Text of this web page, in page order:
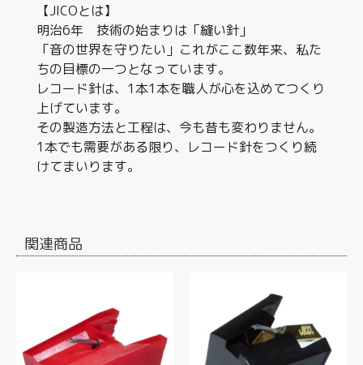
【JICOとは】
明治6年 技術の始まりは「縫い針」
「音の世界を守りたい」これがここ数年来、私た
ちの目標の一つとなっています。
レコード針は、1本1本を職人が心を込めてつくり
上げています。
その製造方法と工程は、今も昔も変わりません。
1本でも需要がある限り、レコード針をつくり続
けてまいります。
関連商品